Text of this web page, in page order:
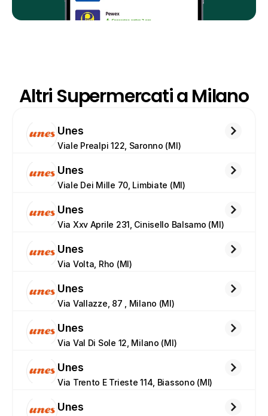
Altri Supermercati a Milano
Unes
Viale Prealpi 122, Saronno (MI)
Unes
Viale Dei Mille 70, Limbiate (MI)
Unes
Via Xxv Aprile 231, Cinisello Balsamo (MI)
Unes
Via Volta, Rho (MI)
Unes
Via Vallazze, 87 , Milano (MI)
Unes
Via Val Di Sole 12, Milano (MI)
Unes
Via Trento E Trieste 114, Biassono (MI)
Unes